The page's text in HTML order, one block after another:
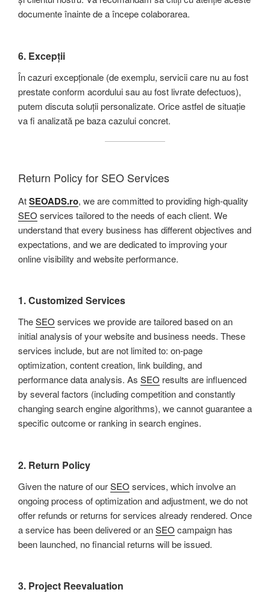
documente înainte de a începe colaborarea.
6. Excepții
În cazuri excepționale (de exemplu, servicii care nu au fost
prestate conform acordului sau au fost livrate defectuos),
putem discuta soluții personalizate. Orice astfel de situație
va fi analizată pe baza cazului concret.
Return Policy for SEO Services
AtSEOADS.ro, we are committed to providing high-quality
SEO services tailored to the needs of each client. We
understand that every business has different objectives and
expectations, and we are dedicated to improving your
online visibility and website performance.
1.Customized Services
TheSEO services we provide are tailored based on an
initial analysis of your website and business needs. These
services include, but are not limited to: on-page
optimization, content creation, link building, and
performance data analysis. As SEO results are influenced
by several factors (including competition and constantly
changing search engine algorithms), we cannot guarantee a
specific outcome or ranking in search engines.
2. Return Policy
Given the nature of ourSEO services, which involve an
ongoing process of optimization and adjustment, we do not
offer refunds or returns for services already rendered. Once
a service has been delivered or anSEO campaign has
been launched, no financial returns will be issued.
3. Project Reevaluation